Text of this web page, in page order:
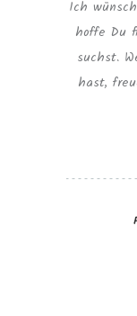
Ich
hoffe Du
suchst.
hast,